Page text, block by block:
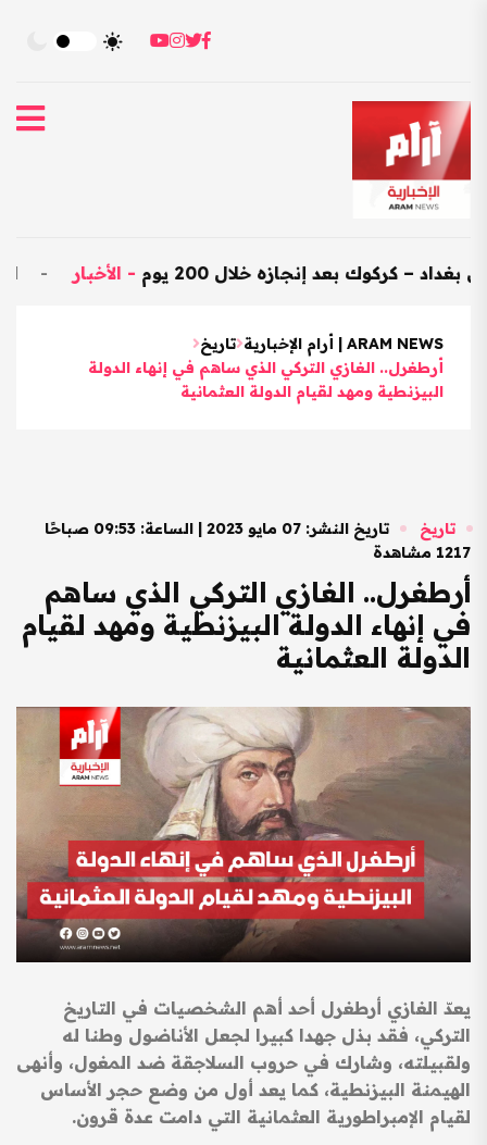
العراق يستورد بضائع - بعد إنجازه خلال 200 يوم -الأخبار
ARAM NEWS | أرام الإخبارية
تاريخ
أرطغرل.. الغازي التركي الذي ساهم في إنهاء الدولة
البيزنطية ومهد لقيام الدولة العثمانية
تاريخ
تاريخ النشر: 07 مايو 2023 | الساعة: 09:53 صباحًا
1217 مشاهدة
أرطغرل.. الغازي التركي الذي ساهم
في إنهاء الدولة البيزنطية ومهد لقيام
الدولة العثمانية
يعدّ الغازي أرطغرل أحد أهم الشخصيات في التاريخ
التركي، فقد بذل جهدا كبيرا لجعل الأناضول وطنا له
ولقبيلته، وشارك في حروب السلاجقة ضد المغول، وأنهى
الهيمنة البيزنطية، كما يعد أول من وضع حجر الأساس
لقيام الإمبراطورية العثمانية التي دامت عدة قرون.